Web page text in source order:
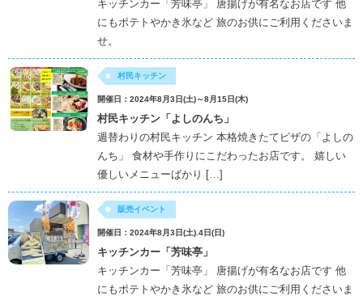
キッチンカー「芳味亭」 唐揚げが有名なお店です 他
にもポテトやかき氷など 旅のお供にご利用くださいま
せ。
村民キッチン
開催日：2024年8月3日(土)～8月15日(木)
村民キッチン「よしのんち」
週替わりの村民キッチン 本格焼きたてピザの「よしの
んち」 食材や手作りにこだわったお店です。 嬉しい
優しいメニューばかり […]
販売イベント
開催日：2024年8月3日(土).4日(日)
キッチンカー「芳味亭」
キッチンカー「芳味亭」 唐揚げが有名なお店です 他
にもポテトやかき氷など 旅のお供にご利用くださいま